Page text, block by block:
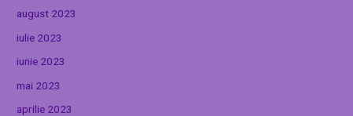
august 2023
iulie 2023
iunie 2023
mai 2023
aprilie 2023